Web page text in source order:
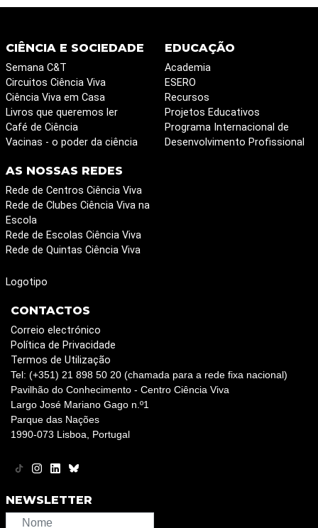
CIÊNCIA E SOCIEDADE
Semana C&T
Circuitos Ciência Viva
Ciência Viva em Casa
Livros que queremos ler
Café de Ciência
Vacinas - o poder da ciência
EDUCAÇÃO
Academia
ESERO
Recursos
Projetos Educativos
Programa Internacional de
Desenvolvimento Profissional
AS NOSSAS REDES
Rede de Centros Ciência Viva
Rede de Clubes Ciência Viva na
Escola
Rede de Escolas Ciência Viva
Rede de Quintas Ciência Viva
Logotipo
CONTACTOS
Correio electrónico
Política de Privacidade
Termos de Utilização
Tel: (+351) 21 898 50 20 (chamada para a rede fixa nacional)
Pavilhão do Conhecimento - Centro Ciência Viva
Largo José Mariano Gago n.º1
Parque das Nações
1990-073 Lisboa, Portugal
NEWSLETTER